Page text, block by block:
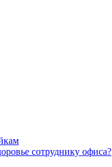
сотруднику офиса?